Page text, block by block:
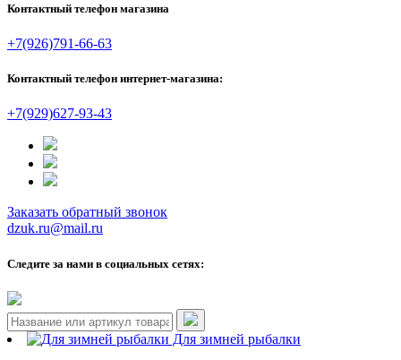
Контактный телефон магазина
+7(926)791-66-63
Контактный телефон интернет-магазина:
+7(929)627-93-43
Заказать обратный звонок
dzuk.ru@mail.ru
Следите за нами в социальных сетях:
Для зимней рыбалки